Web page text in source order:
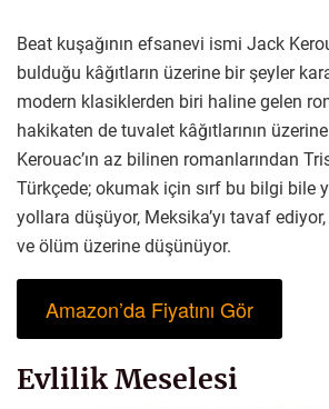
Beat kuşağının efsanevi ismi Jack
bulduğu kâğıtların üzerine bir şeyler
modern klasiklerden biri haline gelen
hakikaten de tuvalet kâğıtlarının
Kerouac’ın az bilinen romanlarından
Türkçede; okumak için sırf bu bilgi bile
yollara düşüyor, Meksika’yı tavaf ediyor,
ve ölüm üzerine düşünüyor.
Amazon’da Fiyatını Gör
Evlilik Meselesi